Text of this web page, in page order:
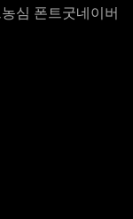
농심 폰트 굿네이버